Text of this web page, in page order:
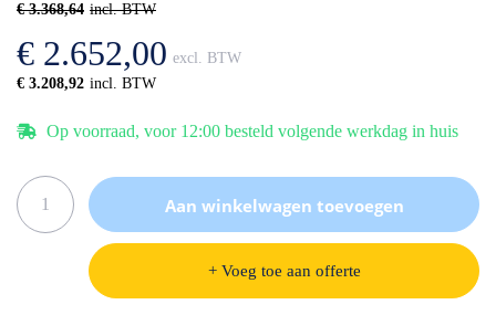
€ 3.368,64
€ 3.208,92
€ 2.652,00
Op voorraad, voor 12:00 besteld volgende werkdag in huis
Aan winkelwagen toevoegen
+ Voeg toe aan offerte